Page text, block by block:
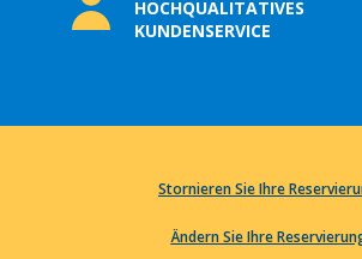
HOCHQUALITATIVES
KUNDENSERVICE
Stornieren Sie Ihre
Ändern Sie Ihre